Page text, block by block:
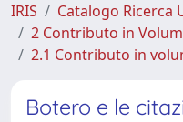
IRIS
Catalogo Ricerca
2 Contributo in
2.1 Contributo in
Botero e le